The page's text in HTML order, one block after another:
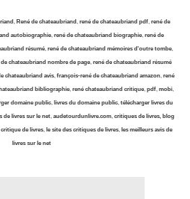
, René de chateaubriand , rené de chateaubriand pdf, rené de
autobiographie, rené de chateaubriand biographie, rené de
résumé, rené de chateaubriand mémoires d'outre tombe,
de chateaubriand nombre de page, rené de chateaubriand résumé
chateaubriand avis, françois-rené de chateaubriand amazon, rené
bibliographie, rené chateaubriand critique, pdf, mobi,
domaine public, livres du domaine public, télécharger livres du
de livres sur le net, audetourdunlivre.com, critiques de livres, blog
critique de livres,le site des critiques de livres, les meilleurs avis de
livres sur le net